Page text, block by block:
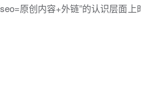
原创内容+外链”的认识层面